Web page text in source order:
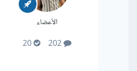
الأعضاء
202
20